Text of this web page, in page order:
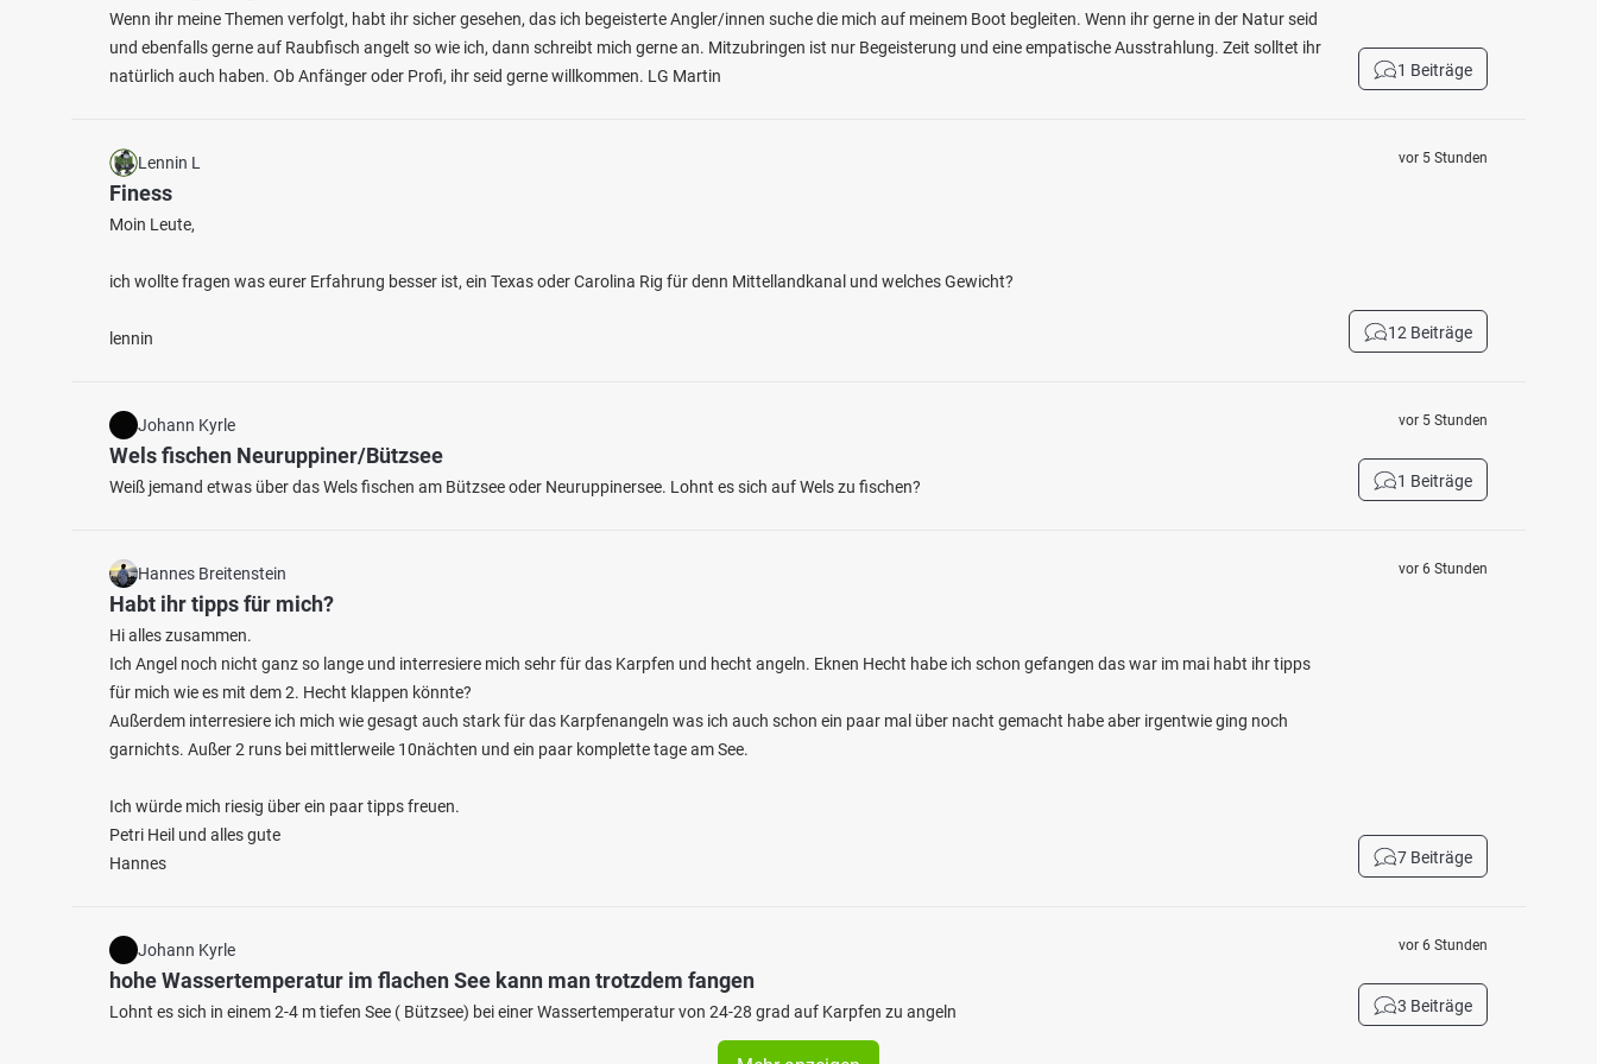
Fischarten: Stör, Karpfen, Schleie,
Wenn ihr meine Themen verfolgt, habt ihr sicher gesehen, das ich begeisterte Angler/innen suche die mich auf meinem Boot begleiten. Wenn ihr gerne in der Natur seid
und ebenfalls gerne auf Raubfisch angelt so wie ich, dann schreibt mich gerne an. Mitzubringen ist nur Begeisterung und eine empatische Ausstrahlung. Zeit solltet ihr
natürlich auch haben. Ob Anfänger oder Profi, ihr seid gerne willkommen. LG Martin
1 Beiträge
Lennin L
Finess
Moin Leute,
ich wollte fragen was eurer Erfahrung besser ist, ein Texas oder Carolina Rig für denn Mittellandkanal und welches Gewicht?
lennin
vor 5 Stunden
12 Beiträge
Johann Kyrle
Wels fischen Neuruppiner/Bützsee
Weiß jemand etwas über das Wels fischen am Bützsee oder Neuruppinersee. Lohnt es sich auf Wels zu fischen?
vor 5 Stunden
1 Beiträge
Hannes Breitenstein
Habt ihr tipps für mich?
Hi alles zusammen.
Ich Angel noch nicht ganz so lange und interresiere mich sehr für das Karpfen und hecht angeln. Eknen Hecht habe ich schon gefangen das war im mai habt ihr tipps
für mich wie es mit dem 2. Hecht klappen könnte?
Außerdem interresiere ich mich wie gesagt auch stark für das Karpfenangeln was ich auch schon ein paar mal über nacht gemacht habe aber irgentwie ging noch
garnichts. Außer 2 runs bei mittlerweile 10nächten und ein paar komplette tage am See.
Ich würde mich riesig über ein paar tipps freuen.
Petri Heil und alles gute
Hannes
vor 6 Stunden
7 Beiträge
Johann Kyrle
hohe Wassertemperatur im flachen See kann man trotzdem fangen
Lohnt es sich in einem 2-4 m tiefen See ( Bützsee) bei einer Wassertemperatur von 24-28 grad auf Karpfen zu angeln
vor 6 Stunden
3 Beiträge